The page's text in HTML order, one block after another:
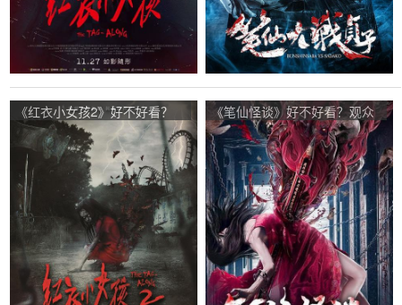
《红衣小女孩2》好不好看？
紅衣小女孩2观众点评及剧本
《笔仙怪谈》好不好看？观众
点评及剧本